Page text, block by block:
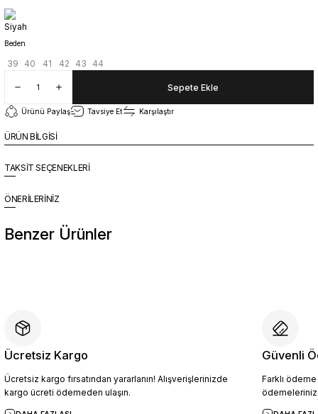
Beden
39 40 41 42 43 44
Sepete Ekle
Ürünü Paylaş Tavsiye Et Karşılaştır
ÜRÜN BİLGİSİ
TAKSİT SEÇENEKLERİ
ÖNERİLERİNİZ
Benzer Ürünler
4.094,10 TL
4.549,00 TL
Sepete Ekle
Ücretsiz Kargo
Ücretsiz kargo fırsatından yararlanın! Alışverişlerinizde
kargo ücreti ödemeden ulaşın.
Güvenli
Farklı